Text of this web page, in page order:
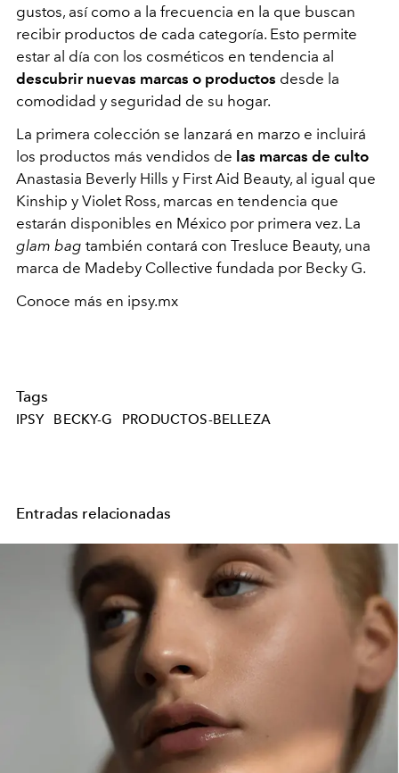
gustos, así como a la frecuencia en la que buscan
recibir productos de cada categoría. Esto permite
estar al día con los cosméticos en tendencia al
descubrir nuevas marcas o productos desde la
comodidad y seguridad de su hogar.
La primera colección se lanzará en marzo e incluirá
los productos más vendidos de las marcas de culto
Anastasia Beverly Hills y First Aid Beauty, al igual que
Kinship y Violet Ross, marcas en tendencia que
estarán disponibles en México por primera vez. La
glam bag también contará con Tresluce Beauty, una
marca de Madeby Collective fundada por Becky G.
Conoce más en ipsy.mx
Tags
IPSY BECKY-G PRODUCTOS-BELLEZA
Entradas relacionadas